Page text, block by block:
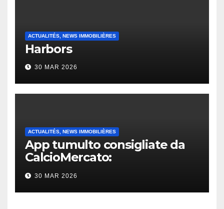
ACTUALITÉS, NEWS IMMOBILIÈRES
Harbors
30 MAR 2026
ACTUALITÉS, NEWS IMMOBILIÈRES
App tumulto consigliate da
CalcioMercato:
considerazione di gennaio
2026
30 MAR 2026